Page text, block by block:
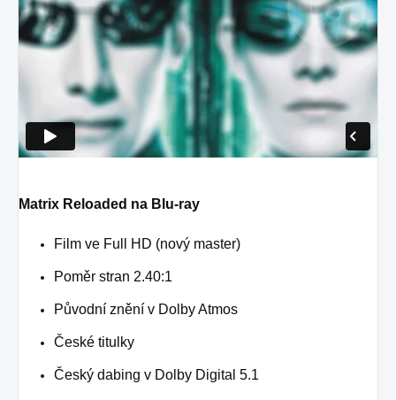
Matrix Reloaded na Blu-ray
Film ve Full HD (nový master)
Poměr stran 2.40:1
Původní znění v Dolby Atmos
České titulky
Český dabing v Dolby Digital 5.1